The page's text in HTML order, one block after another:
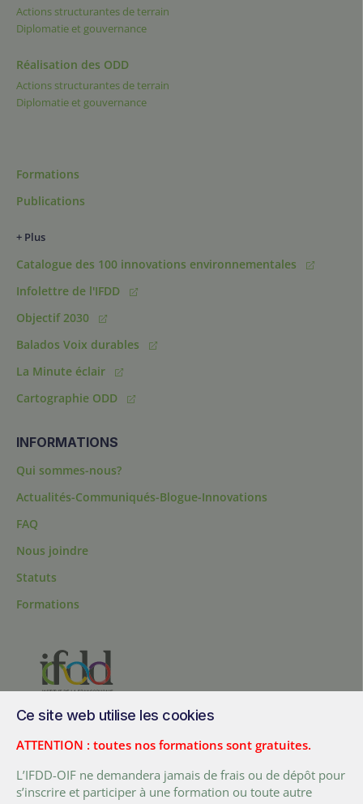
Actions structurantes de terrain
Diplomatie et gouvernance
Réalisation des ODD
Actions structurantes de terrain
Diplomatie et gouvernance
Formations
Publications
+ Plus
Catalogue des 100 innovations environnementales
Infolettre de l'IFDD
Objectif 2030
Balados Voix durables
La Minute éclair
Cartographie ODD
INFORMATIONS
Qui sommes-nous?
Actualités-Communiqués-Blogue-Innovations
FAQ
Nous joindre
Statuts
Formations
Canada
Tél. :+ (1) 418 692 5727
Fax :+ (1) 418 692 5644
Ce site web utilise les cookies
ATTENTION : toutes nos formations sont gratuites.
L’IFDD-OIF ne demandera jamais de frais ou de dépôt pour
s’inscrire et participer à une formation ou toute autre